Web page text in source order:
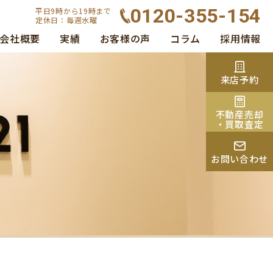
平日9時から19時まで
定休日：毎週水曜
0120-355-154
会社概要 実績 お客様の声 コラム 採用情報
来店予約
不動産売却
・買取査定
お問い合わせ